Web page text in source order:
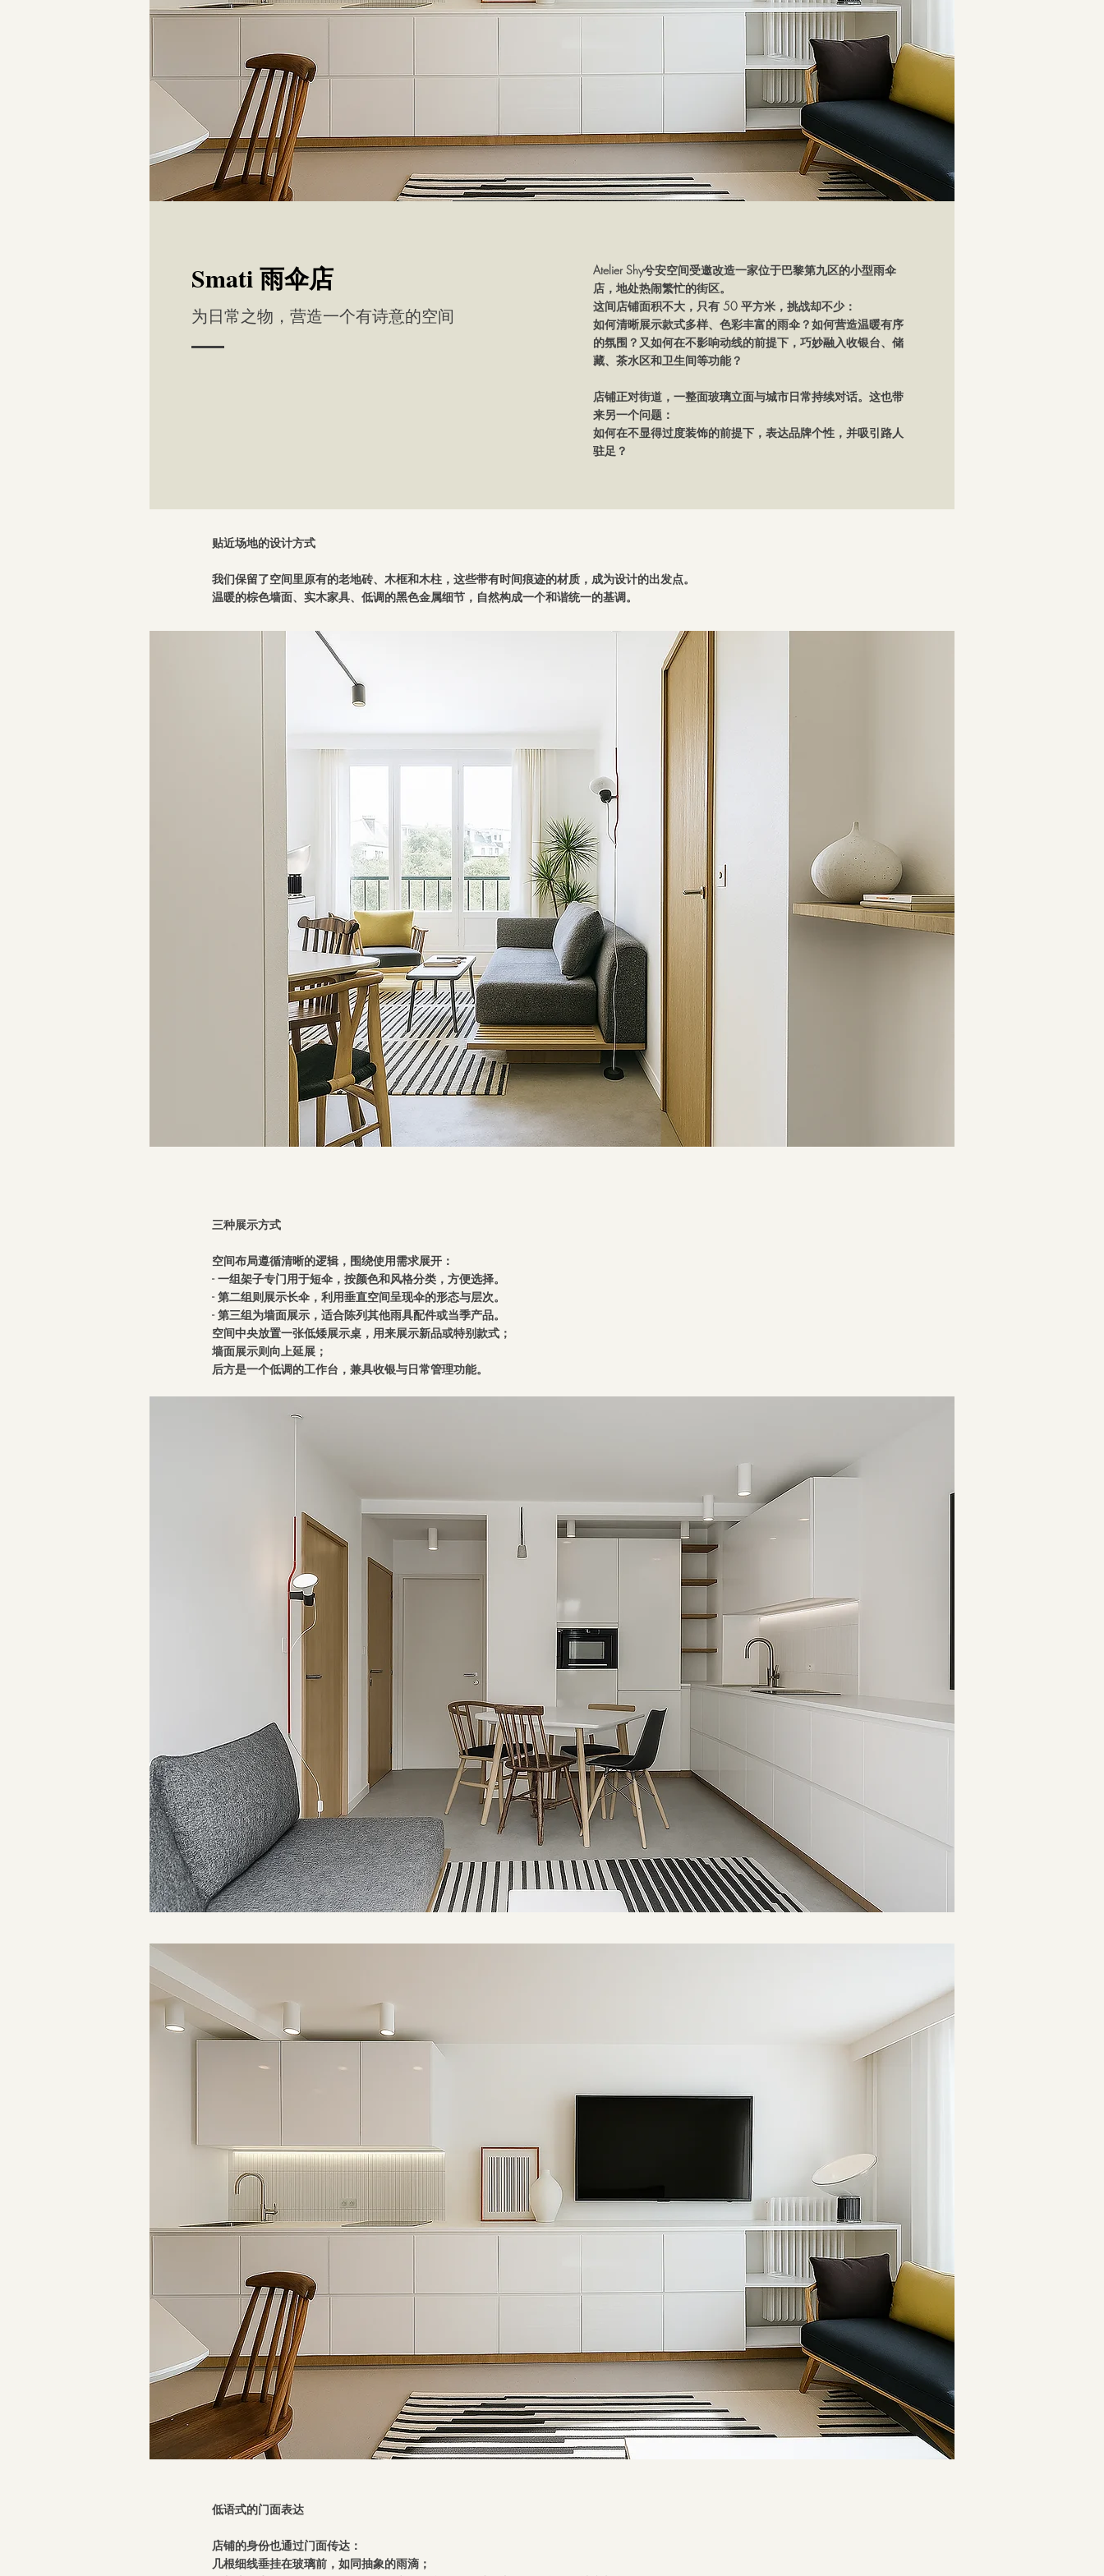
Smati 雨伞店
为日常之物，营造一个有诗意的空间
Atelier Shy兮安空间受邀改造一家位于巴黎第九区的小型雨伞
店，地处热闹繁忙的街区。
这间店铺面积不大，只有 50 平方米，挑战却不少：
如何清晰展示款式多样、色彩丰富的雨伞？如何营造温暖有序
的氛围？又如何在不影响动线的前提下，巧妙融入收银台、储
藏、茶水区和卫生间等功能？
店铺正对街道，一整面玻璃立面与城市日常持续对话。这也带
来另一个问题：
如何在不显得过度装饰的前提下，表达品牌个性，并吸引路人
驻足？
贴近场地的设计方式
我们保留了空间里原有的老地砖、木框和木柱，这些带有时间痕迹的材质，成为设计的出发点。
温暖的棕色墙面、实木家具、低调的黑色金属细节，自然构成一个和谐统一的基调。
三种展示方式
空间布局遵循清晰的逻辑，围绕使用需求展开：
- 一组架子专门用于短伞，按颜色和风格分类，方便选择。
- 第二组则展示长伞，利用垂直空间呈现伞的形态与层次。
- 第三组为墙面展示，适合陈列其他雨具配件或当季产品。
空间中央放置一张低矮展示桌，用来展示新品或特别款式；
墙面展示则向上延展；
后方是一个低调的工作台，兼具收银与日常管理功能。
低语式的门面表达
店铺的身份也通过门面传达：
几根细线垂挂在玻璃前，如同抽象的雨滴；